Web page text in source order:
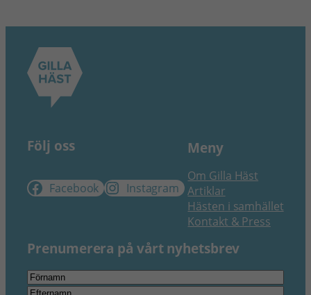
Följ oss
Facebook Instagram
Meny
Om Gilla Häst
Artiklar
Hästen i samhället
Kontakt & Press
Prenumerera på vårt nyhetsbrev
Namn*
Förnamn